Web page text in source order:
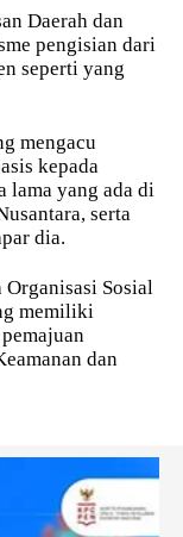
Daerah dan
pengisian dari
seperti yang
mengacu
kepada
lama yang ada di
serta
dia.
Sosial
memiliki
dan